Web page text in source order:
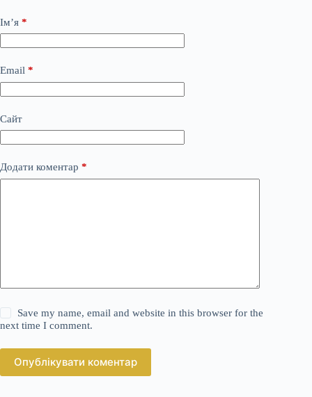
Ім’я *
Email *
Сайт
Додати коментар *
Save my name, email and website in this browser for the
next time I comment.
Опублікувати коментар